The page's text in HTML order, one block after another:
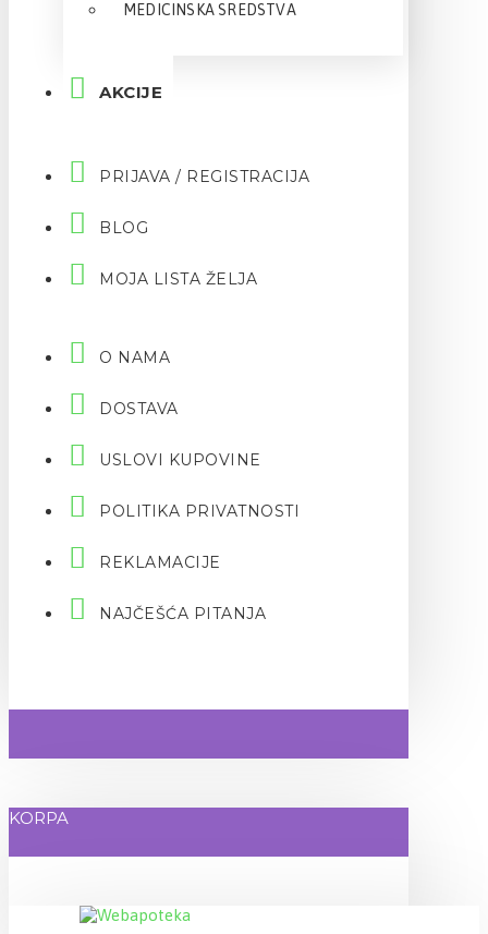
MEDICINSKA SREDSTVA
AKCIJE
PRIJAVA / REGISTRACIJA
BLOG
MOJA LISTA ŽELJA
O NAMA
DOSTAVA
USLOVI KUPOVINE
POLITIKA PRIVATNOSTI
REKLAMACIJE
NAJČEŠĆA PITANJA
KORPA